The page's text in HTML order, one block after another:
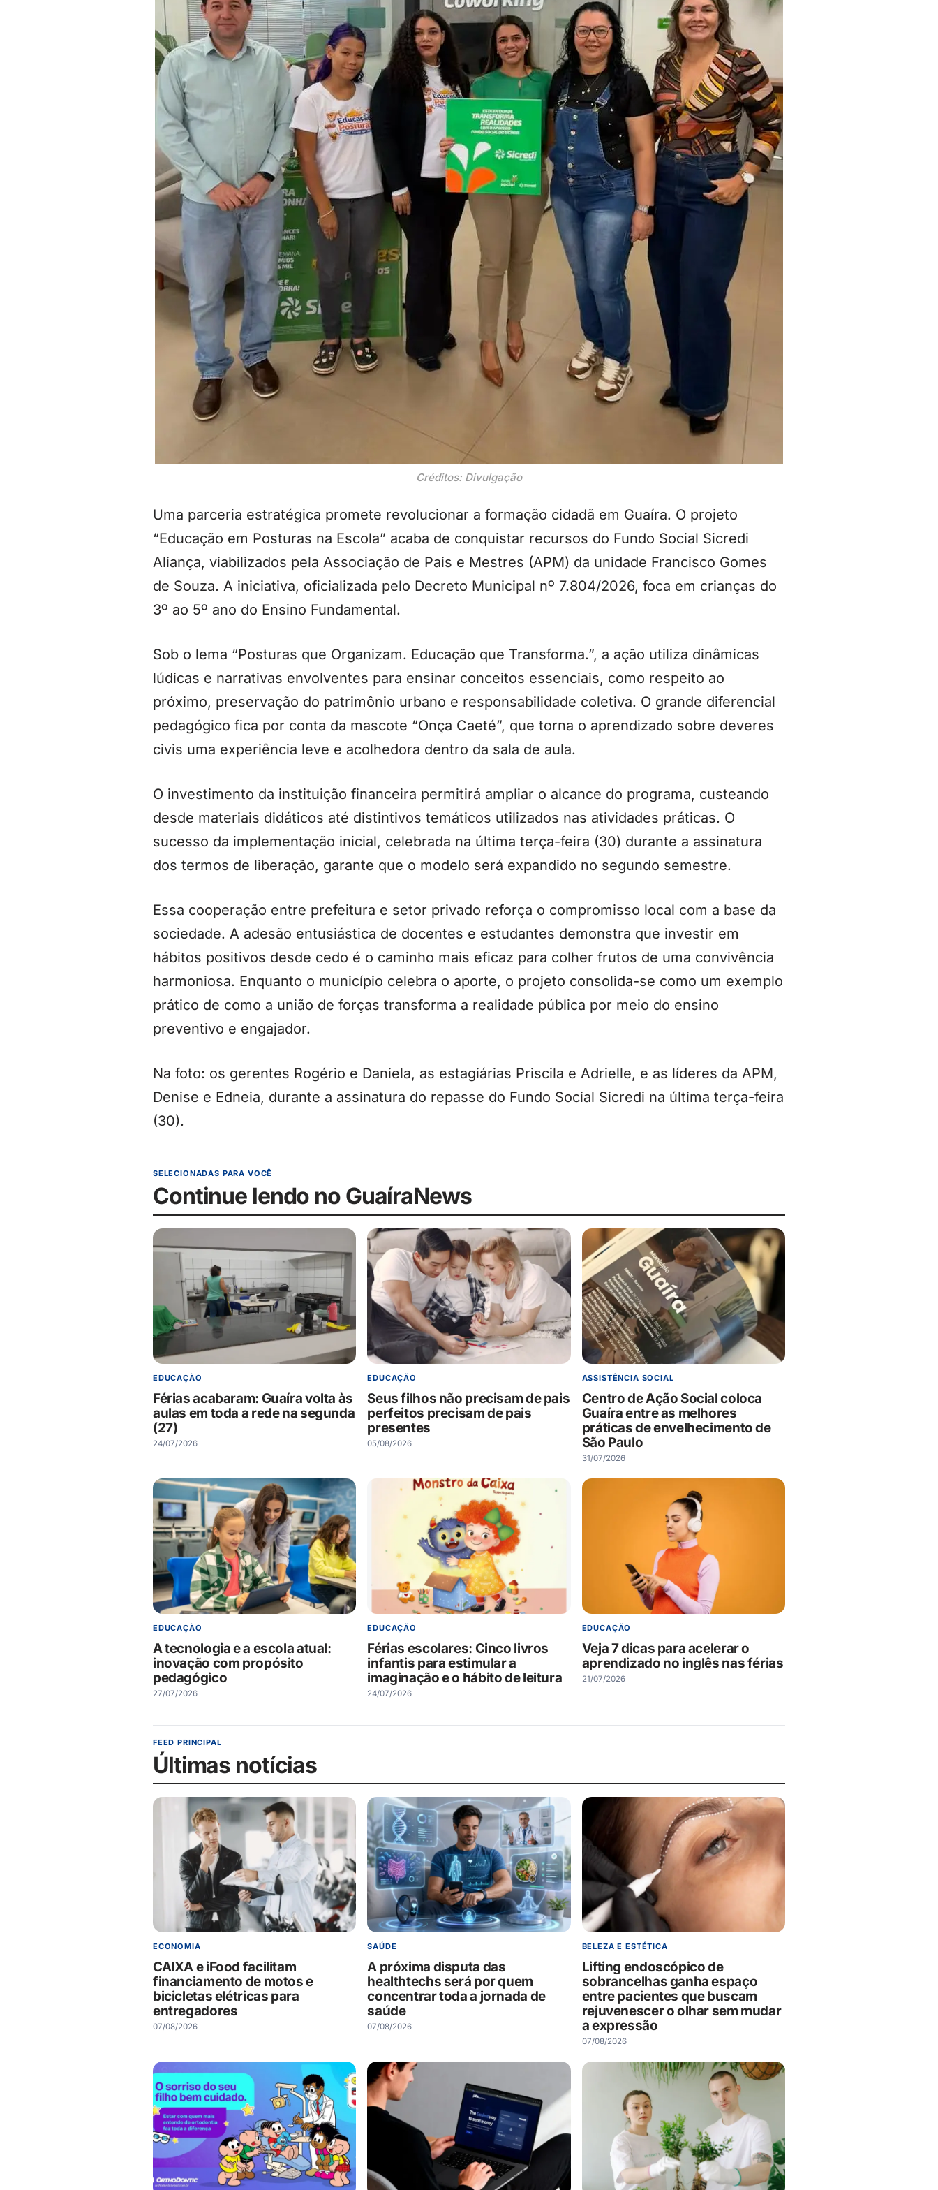
Créditos: Divulgação
Uma parceria estratégica promete revolucionar a formação cidadã em Guaíra. O projeto
“Educação em Posturas na Escola” acaba de conquistar recursos do Fundo Social Sicredi
Aliança, viabilizados pela Associação de Pais e Mestres (APM) da unidade Francisco Gomes
de Souza. A iniciativa, oficializada pelo Decreto Municipal nº 7.804/2026, foca em crianças do
3º ao 5º ano do Ensino Fundamental.
Sob o lema “Posturas que Organizam. Educação que Transforma.”, a ação utiliza dinâmicas
lúdicas e narrativas envolventes para ensinar conceitos essenciais, como respeito ao
próximo, preservação do patrimônio urbano e responsabilidade coletiva. O grande diferencial
pedagógico fica por conta da mascote “Onça Caeté”, que torna o aprendizado sobre deveres
civis uma experiência leve e acolhedora dentro da sala de aula.
O investimento da instituição financeira permitirá ampliar o alcance do programa, custeando
desde materiais didáticos até distintivos temáticos utilizados nas atividades práticas. O
sucesso da implementação inicial, celebrada na última terça-feira (30) durante a assinatura
dos termos de liberação, garante que o modelo será expandido no segundo semestre.
Essa cooperação entre prefeitura e setor privado reforça o compromisso local com a base da
sociedade. A adesão entusiástica de docentes e estudantes demonstra que investir em
hábitos positivos desde cedo é o caminho mais eficaz para colher frutos de uma convivência
harmoniosa. Enquanto o município celebra o aporte, o projeto consolida-se como um exemplo
prático de como a união de forças transforma a realidade pública por meio do ensino
preventivo e engajador.
Na foto: os gerentes Rogério e Daniela, as estagiárias Priscila e Adrielle, e as líderes da APM,
Denise e Edneia, durante a assinatura do repasse do Fundo Social Sicredi na última terça-feira
(30).
SELECIONADAS PARA VOCÊ
Continue lendo no GuaíraNews
EDUCAÇÃO
Férias acabaram: Guaíra volta às
aulas em toda a rede na segunda
(27)
24/07/2026
EDUCAÇÃO
Seus filhos não precisam de pais
perfeitos precisam de pais
presentes
05/08/2026
ASSISTÊNCIA SOCIAL
Centro de Ação Social coloca
Guaíra entre as melhores
práticas de envelhecimento de
São Paulo
31/07/2026
EDUCAÇÃO
A tecnologia e a escola atual:
inovação com propósito
pedagógico
27/07/2026
EDUCAÇÃO
Férias escolares: Cinco livros
infantis para estimular a
imaginação e o hábito de leitura
24/07/2026
EDUCAÇÃO
Veja 7 dicas para acelerar o
aprendizado no inglês nas férias
21/07/2026
FEED PRINCIPAL
Últimas notícias
ECONOMIA
CAIXA e iFood facilitam
financiamento de motos e
bicicletas elétricas para
entregadores
07/08/2026
SAÚDE
A próxima disputa das
healthtechs será por quem
concentrar toda a jornada de
saúde
07/08/2026
BELEZA E ESTÉTICA
Lifting endoscópico de
sobrancelhas ganha espaço
entre pacientes que buscam
rejuvenescer o olhar sem mudar
a expressão
07/08/2026